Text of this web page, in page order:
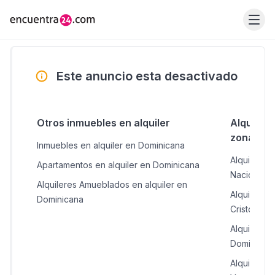
Este anuncio esta desactivado
Otros inmuebles en alquiler
Inmuebles en alquiler en Dominicana
Apartamentos en alquiler en Dominicana
Alquileres Amueblados en alquiler en
Dominicana
Alquiler
zonas
Alquiler
Nacional
Alquiler
Cristóbal
Alquiler
Domingo
Alquiler